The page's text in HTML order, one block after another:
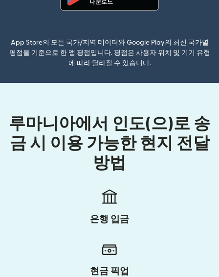
App Store의 모든 국가/지역 데이터와 Google Play의 최신 국가별
평점을 기준으로 한 앱 평점입니다. 평점은 사용자 위치 및 기기 유형
에 따라 달라질 수 있습니다.
루마니아에서 인도(으)로 송
금 시 이용 가능한 현지 전달
방법
은행 입금
현금 픽업